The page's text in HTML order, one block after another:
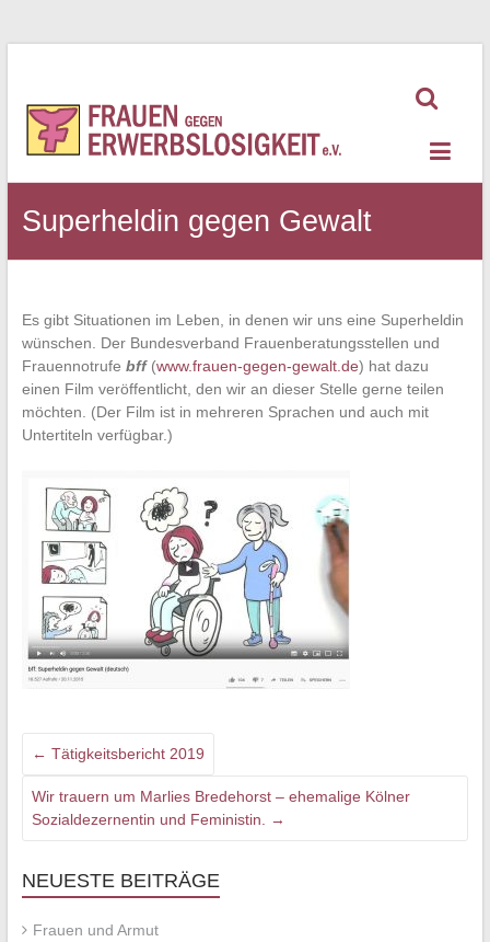
Frauen
gegen
Erwerbslosigkeit
Superheldin gegen Gewalt
Es gibt Situationen im Leben, in denen wir uns eine Superheldin
wünschen. Der Bundesverband Frauenberatungsstellen und
Frauennotrufe bff (www.frauen-gegen-gewalt.de) hat dazu
einen Film veröffentlicht, den wir an dieser Stelle gerne teilen
möchten. (Der Film ist in mehreren Sprachen und auch mit
Untertiteln verfügbar.)
← Tätigkeitsbericht 2019
Wir trauern um Marlies Bredehorst – ehemalige Kölner
Sozialdezernentin und Feministin.
→
NEUESTE BEITRÄGE
Frauen und Armut